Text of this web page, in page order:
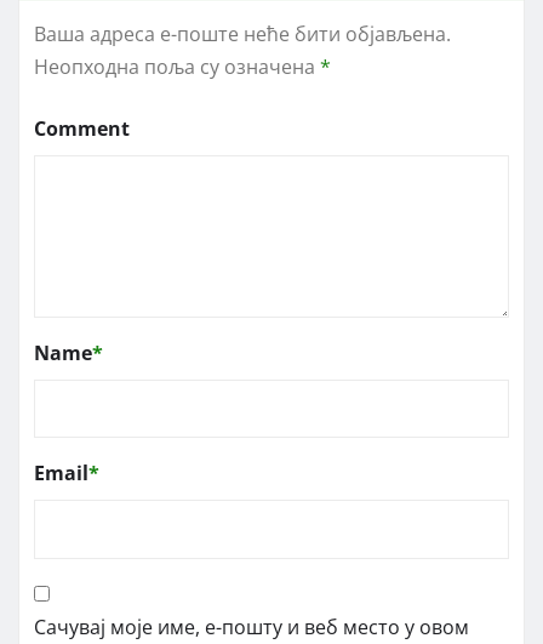
Ваша адреса е-поште неће бити објављена.
Неопходна поља су означена *
Comment
Name*
Email*
Сачувај моје име, е-пошту и веб место у овом